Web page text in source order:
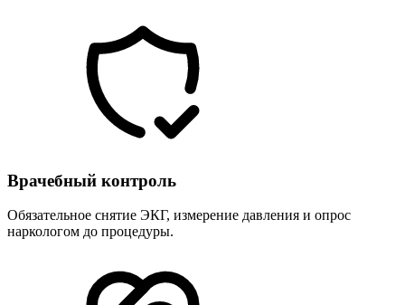
Врачебный контроль
Обязательное снятие ЭКГ, измерение давления и опрос
наркологом до процедуры.